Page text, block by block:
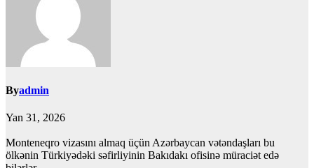
Byadmin
Yan 31, 2026
Monteneqro vizasını almaq üçün Azərbaycan vətəndaşları bu
ölkənin Türkiyədəki səfirliyinin Bakıdakı ofisinə müraciət edə